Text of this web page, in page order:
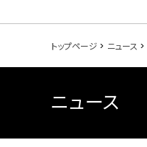
トップページ ニュース
ニュース